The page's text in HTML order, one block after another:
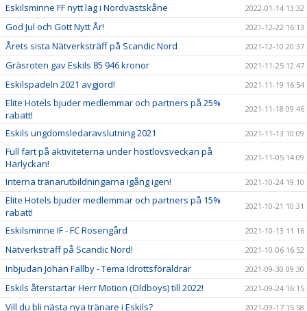
Eskilsminne FF nytt lag i Nordvästskåne 2022-01-14 13:32
God Jul och Gott Nytt År! 2021-12-22 16:13
Årets sista Nätverksträff på Scandic Nord 2021-12-10 20:37
Gräsroten gav Eskils 85 946 kronor 2021-11-25 12:47
Eskilspadeln 2021 avgjord! 2021-11-19 16:54
Elite Hotels bjuder medlemmar och partners på 25%
rabatt!
2021-11-18 09:46
Eskils ungdomsledaravslutning 2021 2021-11-13 10:09
Full fart på aktiviteterna under höstlovsveckan på
Harlyckan!
2021-11-05 14:09
Interna tränarutbildningarna igång igen! 2021-10-24 19:10
Elite Hotels bjuder medlemmar och partners på 15%
rabatt!
2021-10-21 10:31
Eskilsminne IF - FC Rosengård 2021-10-13 11:16
Nätverksträff på Scandic Nord! 2021-10-06 16:52
Inbjudan Johan Fallby - Tema Idrottsföräldrar 2021-09-30 09:30
Eskils återstartar Herr Motion (Oldboys) till 2022! 2021-09-24 16:15
Vill du bli nästa nya tränare i Eskils? 2021-09-17 15:58